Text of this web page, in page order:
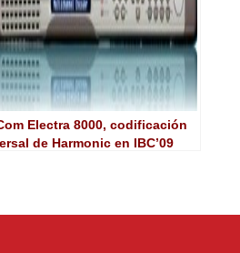
Electra 8000, codificación
de Harmonic en IBC’09